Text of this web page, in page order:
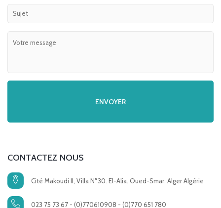
CONTACTEZ NOUS
Cité Makoudi II, Villa N°30. El-Alia. Oued-Smar, Alger Algérie
023 75 73 67 - (0)770610908 - (0)770 651 780